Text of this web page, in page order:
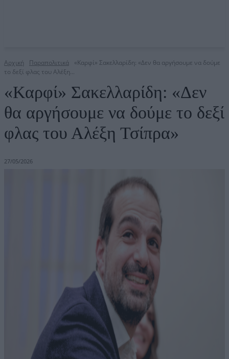
Αρχική Παραπολιτικά
«Καρφί» Σακελλαρίδη: «Δεν θα αργήσουμε να δούμε
το δεξί φλας του Αλέξη...
«Καρφί» Σακελλαρίδη: «Δεν
θα αργήσουμε να δούμε το δεξί
φλας του Αλέξη Τσίπρα»
27/05/2026